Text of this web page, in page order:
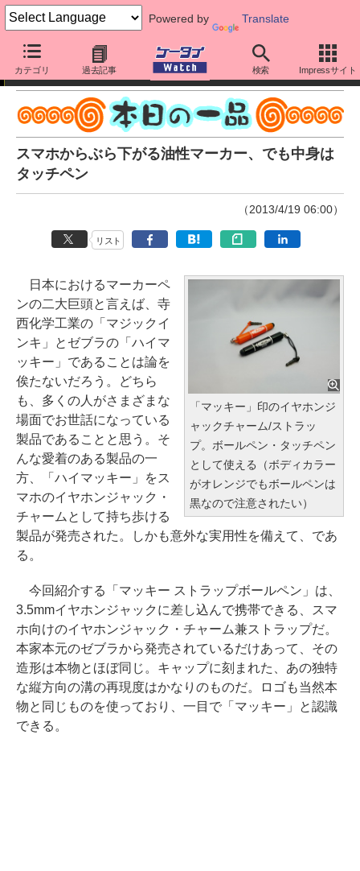
Powered by Translate
カテゴリ 過去記事 検索 Impressサイト
本日の一品
スマホからぶら下がる油性マーカー、でも中身は
タッチペン
（2013/4/19 06:00）
リスト
「マッキー」印のイヤホンジ
ャックチャーム/ストラッ
プ。ボールペン・タッチペン
として使える（ボディカラー
がオレンジでもボールペンは
黒なので注意されたい）
日本におけるマーカーペ
ンの二大巨頭と言えば、寺
西化学工業の「マジックイ
ンキ」とゼブラの「ハイマ
ッキー」であることは論を
俟たないだろう。どちら
も、多くの人がさまざまな
場面でお世話になっている
製品であることと思う。そ
んな愛着のある製品の一
方、「ハイマッキー」をス
マホのイヤホンジャック・
チャームとして持ち歩ける
製品が発売された。しかも意外な実用性を備えて、であ
る。
今回紹介する「マッキー ストラップボールペン」は、
3.5mmイヤホンジャックに差し込んで携帯できる、スマ
ホ向けのイヤホンジャック・チャーム兼ストラップだ。
本家本元のゼブラから発売されているだけあって、その
造形は本物とほぼ同じ。キャップに刻まれた、あの独特
な縦方向の溝の再現度はかなりのものだ。ロゴも当然本
物と同じものを使っており、一目で「マッキー」と認識
できる。